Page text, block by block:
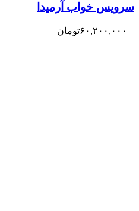
سرویس خواب آرمیدا
۶۰,۲۰۰,۰۰۰تومان